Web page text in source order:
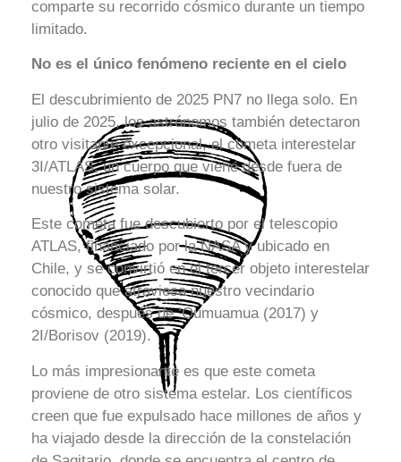
comparte su recorrido cósmico durante un tiempo
limitado.
No es el único fenómeno reciente en el cielo
El descubrimiento de 2025 PN7 no llega solo. En
julio de 2025, los astrónomos también detectaron
otro visitante excepcional, el cometa interestelar
3I/ATLAS, un cuerpo que viene desde fuera de
nuestro sistema solar.
Este cometa fue descubierto por el telescopio
ATLAS, financiado por la NASA y ubicado en
Chile, y se convirtió en el tercer objeto interestelar
conocido que atraviesa nuestro vecindario
cósmico, después de ‘Oumuamua (2017) y
2I/Borisov (2019).
Lo más impresionante es que este cometa
proviene de otro sistema estelar. Los científicos
creen que fue expulsado hace millones de años y
ha viajado desde la dirección de la constelación